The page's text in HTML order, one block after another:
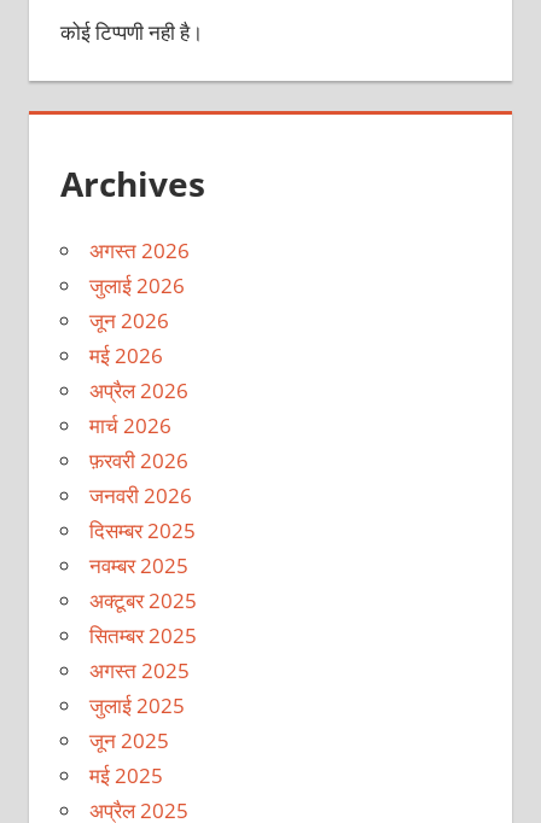
कोई टिप्पणी नही है।
Archives
अगस्त 2026
जुलाई 2026
जून 2026
मई 2026
अप्रैल 2026
मार्च 2026
फ़रवरी 2026
जनवरी 2026
दिसम्बर 2025
नवम्बर 2025
अक्टूबर 2025
सितम्बर 2025
अगस्त 2025
जुलाई 2025
जून 2025
मई 2025
अप्रैल 2025